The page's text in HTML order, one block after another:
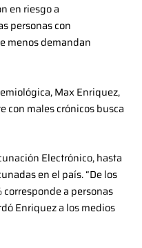
en riesgo a
personas con
menos demandan
Max Enriquez,
con males crónicos busca
Electrónico, hasta
en el país. “De los
a personas
Enriquez a los medios